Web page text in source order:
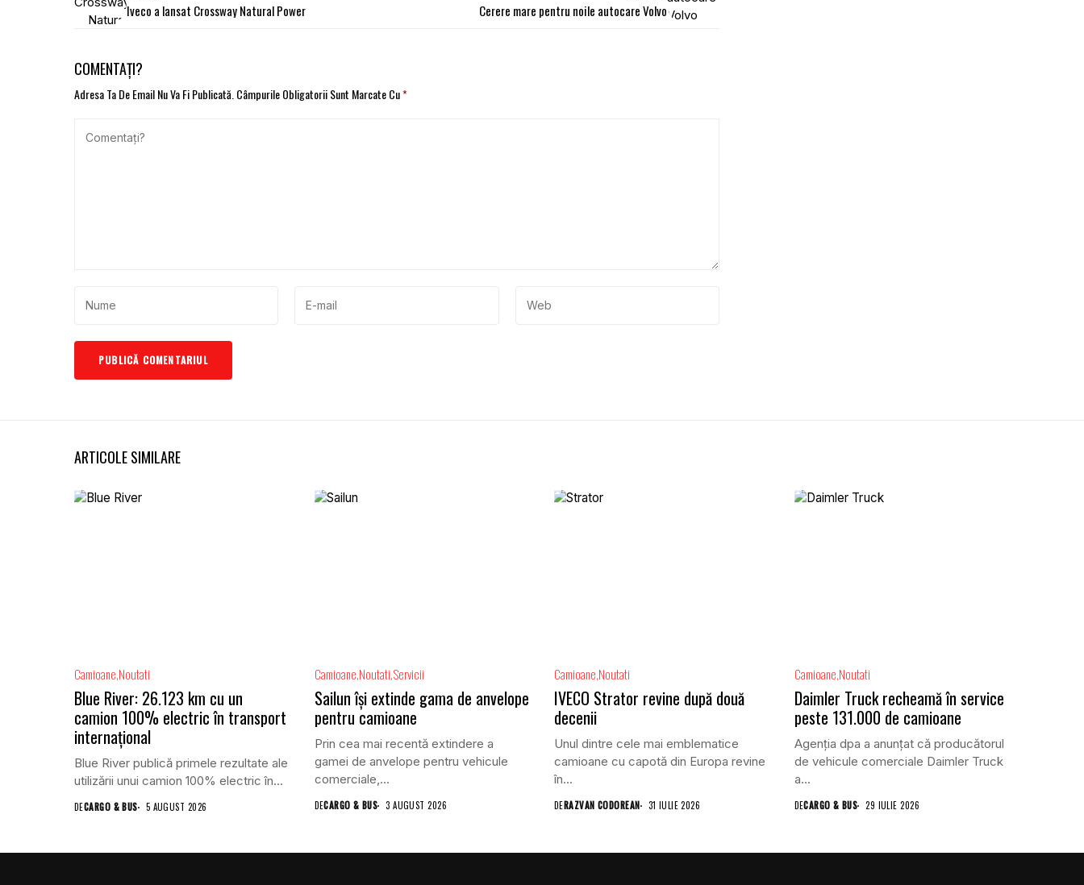
Iveco a lansat Crossway Natural Power Cerere mare pentru noile autocare Volvo
COMENTAȚI?
Adresa Ta De Email Nu Va Fi Publicată. Câmpurile Obligatorii Sunt Marcate Cu*
ARTICOLE SIMILARE
Camioane Noutati
Blue River: 26.123 km cu un
camion 100% electric în transport
internațional
Blue River publică primele rezultate ale
utilizării unui camion 100% electric în...
DECARGO & BUS 5 AUGUST 2026
Camioane Noutati Servicii
Sailun își extinde gama de anvelope
pentru camioane
Prin cea mai recentă extindere a
gamei de anvelope pentru vehicule
comerciale,...
DECARGO & BUS 3 AUGUST 2026
Camioane Noutati
IVECO Strator revine după două
decenii
Unul dintre cele mai emblematice
camioane cu capotă din Europa revine
în...
DERAZVAN CODOREAN 31 IULIE 2026
Camioane Noutati
Daimler Truck recheamă în service
peste 131.000 de camioane
Agenția dpa a anunțat că producătorul
de vehicule comerciale Daimler Truck
a...
DECARGO & BUS 29 IULIE 2026